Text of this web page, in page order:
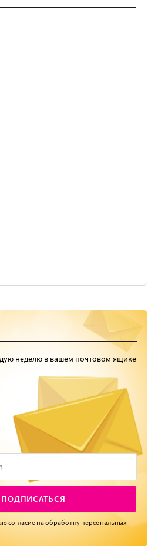
неделю в вашем почтовом ящике
ПОДПИСАТЬСЯ
согласие на обработку персональных